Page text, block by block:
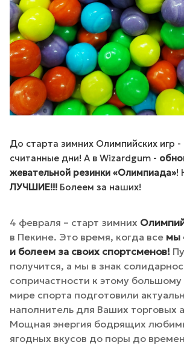
До старта зимних Олимпийских игр -
считанные дни! А в Wizardgum -
жевательной резинки «Олимпиада»!
ЛУЧШИЕ!!! Болеем за наших!
4 февраля – старт зимних
в Пекине. Это время, когда все мы
и болеем за своих спортсменов!
получится, а мы в знак
сопричастности к этому
мире спорта подготовили
наполнитель для Ваших торговых
Мощная энергия бодрящих
ягодных вкусов до поры до